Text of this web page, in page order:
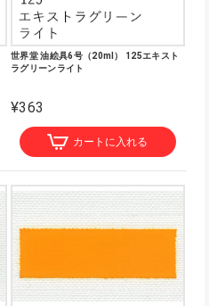
世界堂 油絵具6号（20ml） 125エキスト
ラグリーンライト
¥363
カートに入れる